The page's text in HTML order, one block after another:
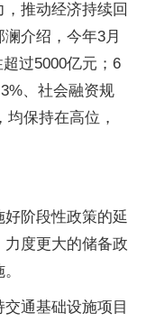
推动经济持续回
介绍，今年3月
过5000亿元；6
、社会融资规
保持在高位，
阶段性政策的延
度更大的储备政
通基础设施项目